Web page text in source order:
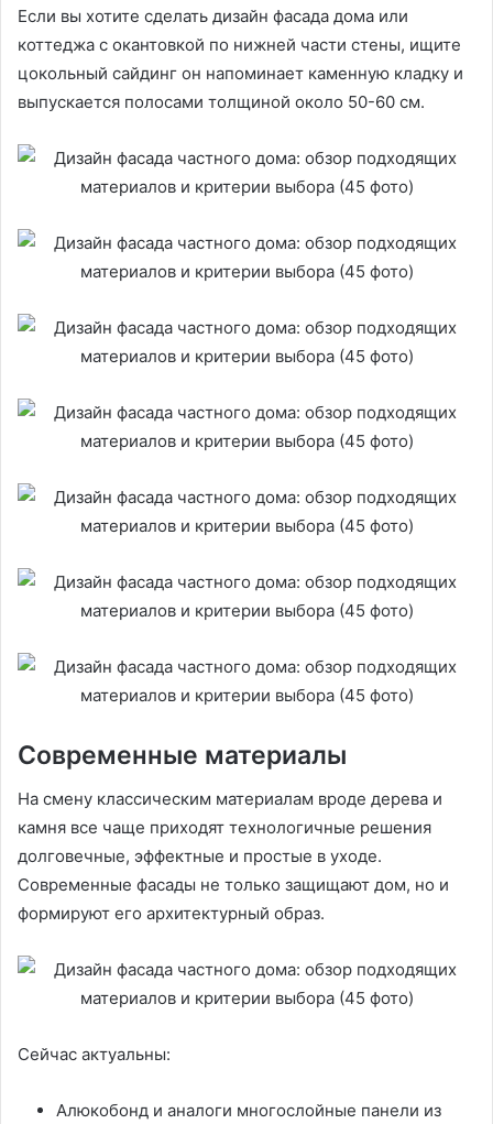
Если вы хотите сделать дизайн фасада дома или
коттеджа с окантовкой по нижней части стены, ищите
цокольный сайдинг он напоминает каменную кладку и
выпускается полосами толщиной около 50-60 см.
Современные материалы
На смену классическим материалам вроде дерева и
камня все чаще приходят технологичные решения
долговечные, эффектные и простые в уходе.
Современные фасады не только защищают дом, но и
формируют его архитектурный образ.
Сейчас актуальны:
Алюкобонд и аналоги многослойные панели из